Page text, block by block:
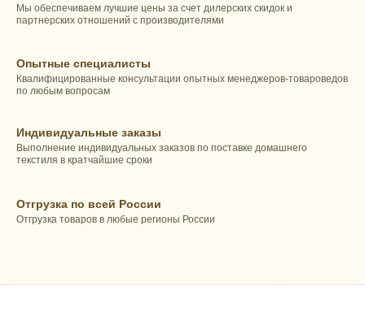
Мы обеспечиваем лучшие цены за счет дилерских скидок и
партнерских отношений с производителями
Опытные специалисты
Квалифицированные консультации опытных менеджеров-товароведов
по любым вопросам
Индивидуальные заказы
Выполнение индивидуальных заказов по поставке домашнего
текстиля в кратчайшие сроки
Отгрузка по всей России
Отгрузка товаров в любые регионы России